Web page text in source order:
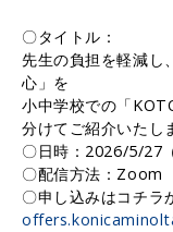
〇タイトル：
先生の負担を軽減し
心」を
小中学校での「
分けてご紹介いたし
〇日時：2026/5/27
〇配信方法：Zoom
〇申し込みはコチラ